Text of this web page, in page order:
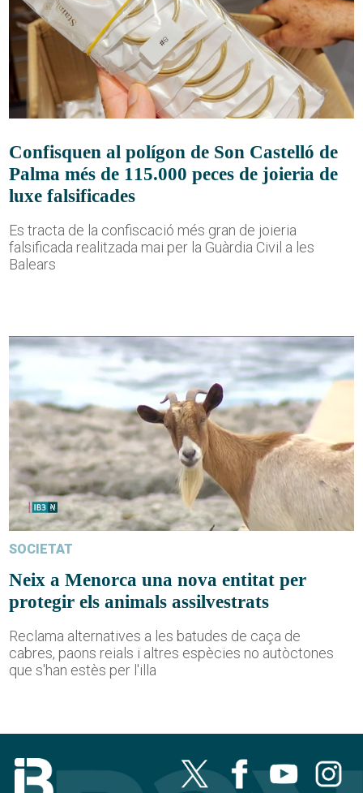
Confisquen al polígon de Son Castelló de
Palma més de 115.000 peces de joieria de
luxe falsificades
Es tracta de la confiscació més gran de joieria
falsificada realitzada mai per la Guàrdia Civil a les
Balears
SOCIETAT
Neix a Menorca una nova entitat per
protegir els animals assilvestrats
Reclama alternatives a les batudes de caça de
cabres, paons reials i altres espècies no autòctones
que s'han estès per l'illa